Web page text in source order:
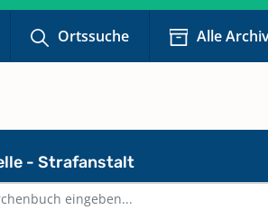
Ortssuche Alle
- Strafanstalt